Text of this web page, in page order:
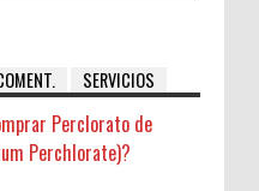
SERVICIOS
Perclorato de
Perchlorate)?